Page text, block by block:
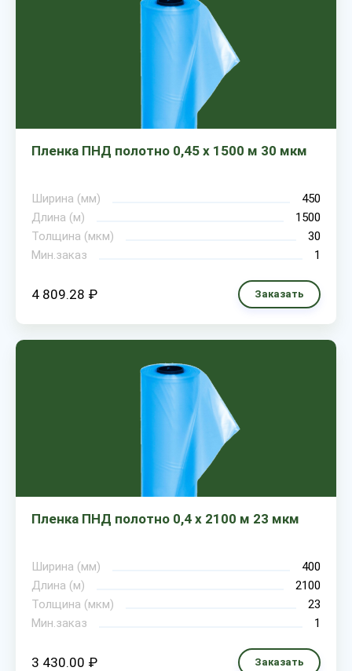
Пленка ПНД полотно 0,45 х 1500 м 30 мкм
Ширина (мм)
450
Длина (м)
1500
Толщина (мкм)
30
Мин.заказ
1
4 809.28 ₽ Заказать
Пленка ПНД полотно 0,4 х 2100 м 23 мкм
Ширина (мм)
400
Длина (м)
2100
Толщина (мкм)
23
Мин.заказ
1
3 430.00 ₽ Заказать